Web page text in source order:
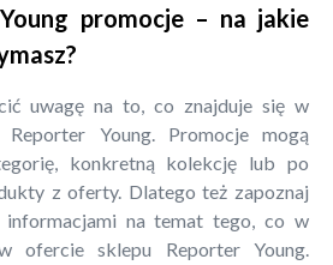
promocje – na jakie
uwagę na to, co znajduje się w
Reporter Young. Promocje mogą
konkretną kolekcję lub po
z oferty. Dlatego też zapoznaj
na temat tego, co w
ofercie sklepu Reporter Young.